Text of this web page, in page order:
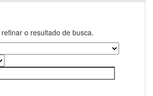
o resultado de busca.